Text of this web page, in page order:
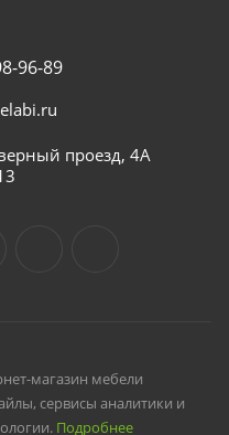
96-89
проезд, 4А
магазин мебели
сервисы аналитики и
Подробнее